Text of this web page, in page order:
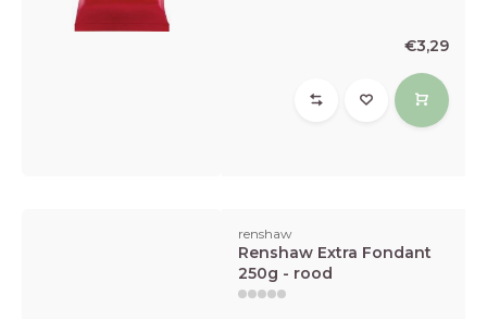
€3,29
renshaw
Renshaw Extra Fondant
250g - rood